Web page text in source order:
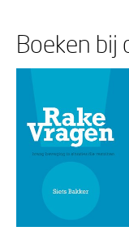
Boeken bij